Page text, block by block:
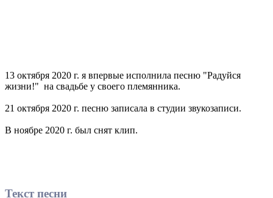
13 октября 2020 г. я впервые исполнила песню "Радуйся
жизни!" на свадьбе у своего племянника.
21 октября 2020 г. песню записала в студии звукозаписи.
В ноябре 2020 г. был снят клип.
Текст песни